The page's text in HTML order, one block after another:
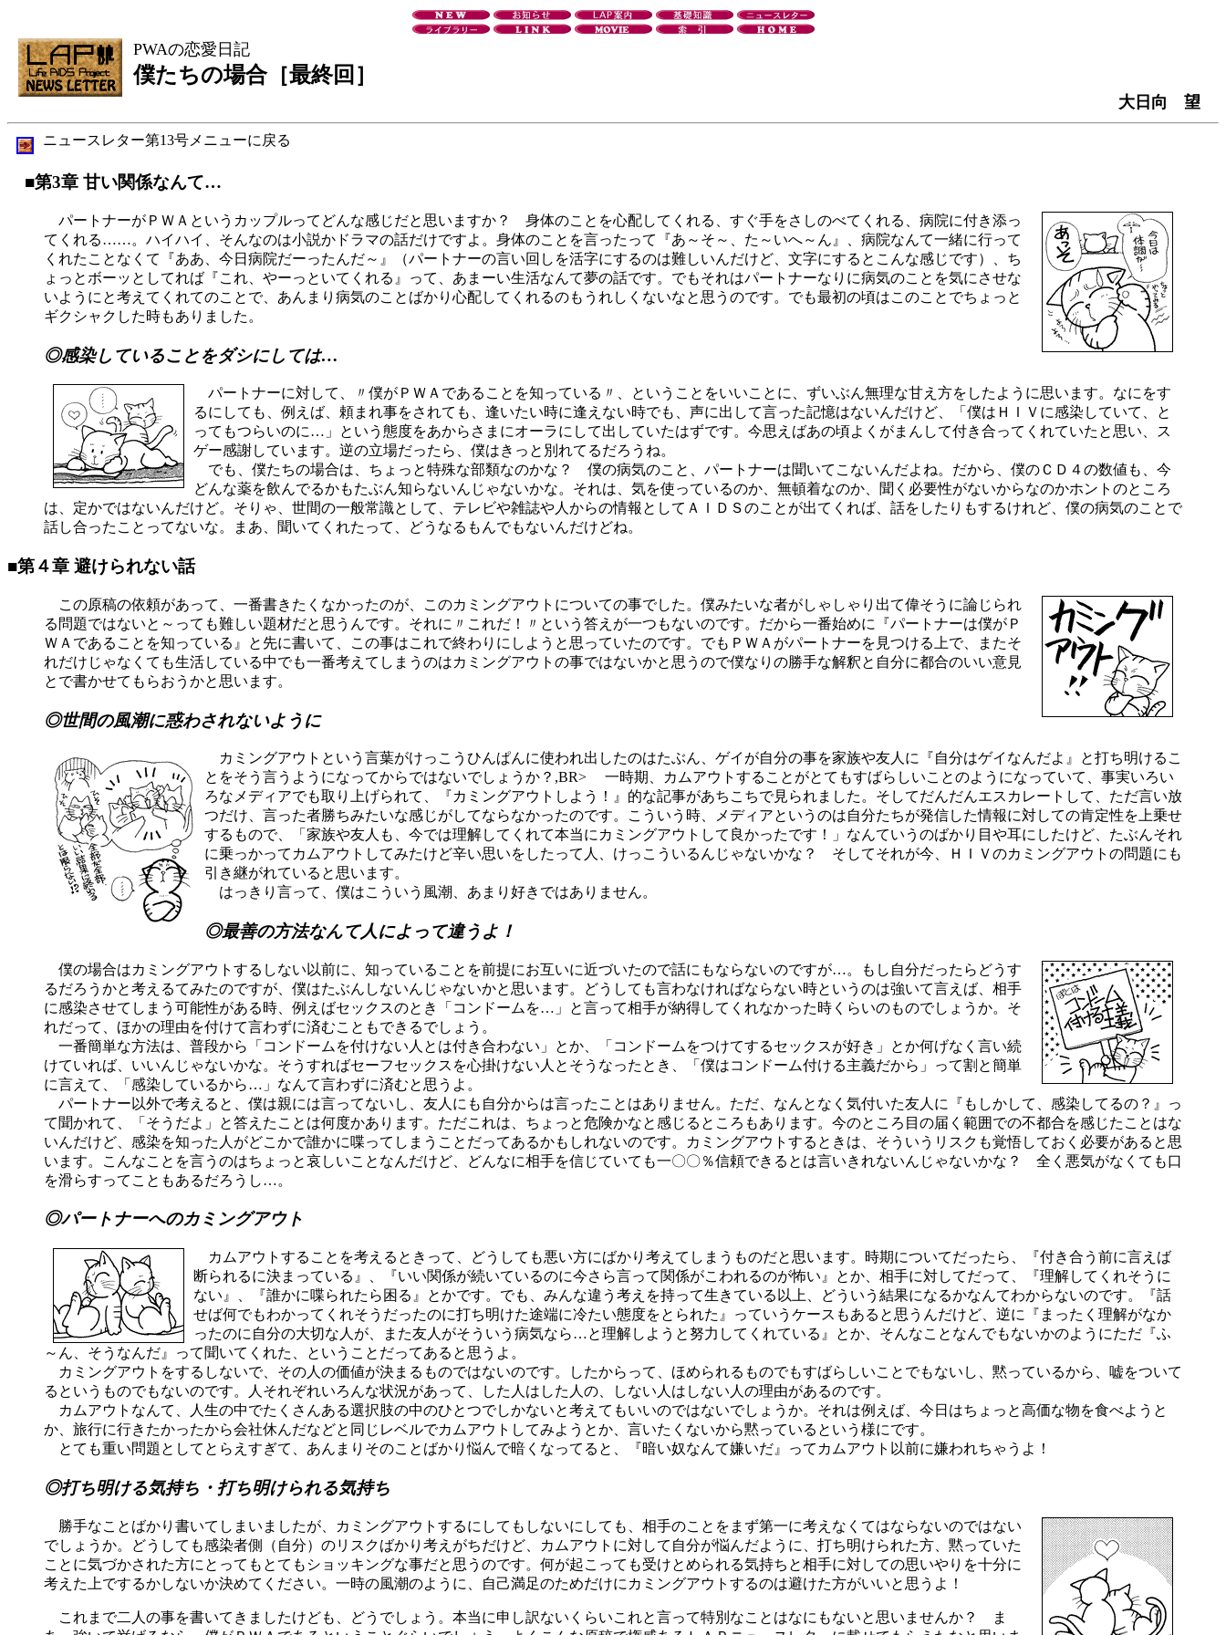
PWAの恋愛日記
僕たちの場合［最終回］
大日向 望
ニュースレター第13号メニューに戻る
■第3章 甘い関係なんて…
パートナーがＰＷＡというカップルってどんな感じだと思いますか？ 身体のことを心配してくれる、すぐ手をさしのべてくれる、病院に付き添っ
てくれる……。ハイハイ、そんなのは小説かドラマの話だけですよ。身体のことを言ったって『あ～そ～、た～いへ～ん』、病院なんて一緒に行って
くれたことなくて『ああ、今日病院だーったんだ～』（パートナーの言い回しを活字にするのは難しいんだけど、文字にするとこんな感じです）、ち
ょっとボーッとしてれば『これ、やーっといてくれる』って、あまーい生活なんて夢の話です。でもそれはパートナーなりに病気のことを気にさせな
いようにと考えてくれてのことで、あんまり病気のことばかり心配してくれるのもうれしくないなと思うのです。でも最初の頃はこのことでちょっと
ギクシャクした時もありました。
◎感染していることをダシにしては…
パートナーに対して、〃僕がＰＷＡであることを知っている〃、ということをいいことに、ずいぶん無理な甘え方をしたように思います。なにをす
るにしても、例えば、頼まれ事をされても、逢いたい時に逢えない時でも、声に出して言った記憶はないんだけど、「僕はＨＩＶに感染していて、と
ってもつらいのに…」という態度をあからさまにオーラにして出していたはずです。今思えばあの頃よくがまんして付き合ってくれていたと思い、ス
ゲー感謝しています。逆の立場だったら、僕はきっと別れてるだろうね。
でも、僕たちの場合は、ちょっと特殊な部類なのかな？ 僕の病気のこと、パートナーは聞いてこないんだよね。だから、僕のＣＤ４の数値も、今
どんな薬を飲んでるかもたぶん知らないんじゃないかな。それは、気を使っているのか、無頓着なのか、聞く必要性がないからなのかホントのところ
は、定かではないんだけど。そりゃ、世間の一般常識として、テレビや雑誌や人からの情報としてＡＩＤＳのことが出てくれば、話をしたりもするけれど、僕の病気のことで
話し合ったことってないな。まあ、聞いてくれたって、どうなるもんでもないんだけどね。
■第４章 避けられない話
この原稿の依頼があって、一番書きたくなかったのが、このカミングアウトについての事でした。僕みたいな者がしゃしゃり出て偉そうに論じられ
る問題ではないと～っても難しい題材だと思うんです。それに〃これだ！〃という答えが一つもないのです。だから一番始めに『パートナーは僕がＰ
ＷＡであることを知っている』と先に書いて、この事はこれで終わりにしようと思っていたのです。でもＰＷＡがパートナーを見つける上で、またそ
れだけじゃなくても生活している中でも一番考えてしまうのはカミングアウトの事ではないかと思うので僕なりの勝手な解釈と自分に都合のいい意見
とで書かせてもらおうかと思います。
◎世間の風潮に惑わされないように
カミングアウトという言葉がけっこうひんぱんに使われ出したのはたぶん、ゲイが自分の事を家族や友人に『自分はゲイなんだよ』と打ち明けるこ
とをそう言うようになってからではないでしょうか？,BR> 一時期、カムアウトすることがとてもすばらしいことのようになっていて、事実いろい
ろなメディアでも取り上げられて、『カミングアウトしよう！』的な記事があちこちで見られました。そしてだんだんエスカレートして、ただ言い放
つだけ、言った者勝ちみたいな感じがしてならなかったのです。こういう時、メディアというのは自分たちが発信した情報に対しての肯定性を上乗せ
するもので、「家族や友人も、今では理解してくれて本当にカミングアウトして良かったです！」なんていうのばかり目や耳にしたけど、たぶんそれ
に乗っかってカムアウトしてみたけど辛い思いをしたって人、けっこういるんじゃないかな？ そしてそれが今、ＨＩＶのカミングアウトの問題にも
引き継がれていると思います。
はっきり言って、僕はこういう風潮、あまり好きではありません。
◎最善の方法なんて人によって違うよ！
僕の場合はカミングアウトするしない以前に、知っていることを前提にお互いに近づいたので話にもならないのですが…。もし自分だったらどうす
るだろうかと考えるてみたのですが、僕はたぶんしないんじゃないかと思います。どうしても言わなければならない時というのは強いて言えば、相手
に感染させてしまう可能性がある時、例えばセックスのとき「コンドームを…」と言って相手が納得してくれなかった時くらいのものでしょうか。そ
れだって、ほかの理由を付けて言わずに済むこともできるでしょう。
一番簡単な方法は、普段から「コンドームを付けない人とは付き合わない」とか、「コンドームをつけてするセックスが好き」とか何げなく言い続
けていれば、いいんじゃないかな。そうすればセーフセックスを心掛けない人とそうなったとき、「僕はコンドーム付ける主義だから」って割と簡単
に言えて、「感染しているから…」なんて言わずに済むと思うよ。
パートナー以外で考えると、僕は親には言ってないし、友人にも自分からは言ったことはありません。ただ、なんとなく気付いた友人に『もしかして、感染してるの？』っ
て聞かれて、「そうだよ」と答えたことは何度かあります。ただこれは、ちょっと危険かなと感じるところもあります。今のところ目の届く範囲での不都合を感じたことはな
いんだけど、感染を知った人がどこかで誰かに喋ってしまうことだってあるかもしれないのです。カミングアウトするときは、そういうリスクも覚悟しておく必要があると思
います。こんなことを言うのはちょっと哀しいことなんだけど、どんなに相手を信じていても一〇〇％信頼できるとは言いきれないんじゃないかな？ 全く悪気がなくても口
を滑らすってこともあるだろうし…。
◎パートナーへのカミングアウト
カムアウトすることを考えるときって、どうしても悪い方にばかり考えてしまうものだと思います。時期についてだったら、『付き合う前に言えば
断られるに決まっている』、『いい関係が続いているのに今さら言って関係がこわれるのが怖い』とか、相手に対してだって、『理解してくれそうに
ない』、『誰かに喋られたら困る』とかです。でも、みんな違う考えを持って生きている以上、どういう結果になるかなんてわからないのです。『話
せば何でもわかってくれそうだったのに打ち明けた途端に冷たい態度をとられた』っていうケースもあると思うんだけど、逆に『まったく理解がなか
ったのに自分の大切な人が、また友人がそういう病気なら…と理解しようと努力してくれている』とか、そんなことなんでもないかのようにただ『ふ
～ん、そうなんだ』って聞いてくれた、ということだってあると思うよ。
カミングアウトをするしないで、その人の価値が決まるものではないのです。したからって、ほめられるものでもすばらしいことでもないし、黙っているから、嘘をついて
るというものでもないのです。人それぞれいろんな状況があって、した人はした人の、しない人はしない人の理由があるのです。
カムアウトなんて、人生の中でたくさんある選択肢の中のひとつでしかないと考えてもいいのではないでしょうか。それは例えば、今日はちょっと高価な物を食べようと
か、旅行に行きたかったから会社休んだなどと同じレベルでカムアウトしてみようとか、言いたくないから黙っているという様にです。
とても重い問題としてとらえすぎて、あんまりそのことばかり悩んで暗くなってると、『暗い奴なんて嫌いだ』ってカムアウト以前に嫌われちゃうよ！
◎打ち明ける気持ち・打ち明けられる気持ち
勝手なことばかり書いてしまいましたが、カミングアウトするにしてもしないにしても、相手のことをまず第一に考えなくてはならないのではない
でしょうか。どうしても感染者側（自分）のリスクばかり考えがちだけど、カムアウトに対して自分が悩んだように、打ち明けられた方、黙っていた
ことに気づかされた方にとってもとてもショッキングな事だと思うのです。何が起こっても受けとめられる気持ちと相手に対しての思いやりを十分に
考えた上でするかしないか決めてください。一時の風潮のように、自己満足のためだけにカミングアウトするのは避けた方がいいと思うよ！
これまで二人の事を書いてきましたけども、どうでしょう。本当に申し訳ないくらいこれと言って特別なことはなにもないと思いませんか？ ま